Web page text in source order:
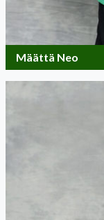
Määttä Neo